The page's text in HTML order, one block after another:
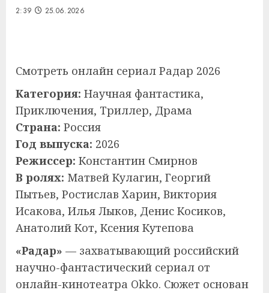
2:39 25.06.2026
Смотреть онлайн сериал Радар 2026
Категория: Научная фантастика,
Приключения, Триллер, Драма
Страна: Россия
Год выпуска: 2026
Режиссер: Константин Смирнов
В ролях: Матвей Кулагин, Георгий
Пытьев, Ростислав Харин, Виктория
Исакова, Илья Лыков, Денис Косиков,
Анатолий Кот, Ксения Кутепова
«Радар» — захватывающий российский
научно-фантастический сериал от
онлайн-кинотеатра Okko. Сюжет основан